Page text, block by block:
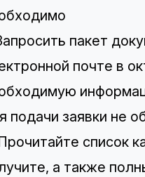
пакет
почте в
подачи заявки не
список
а также